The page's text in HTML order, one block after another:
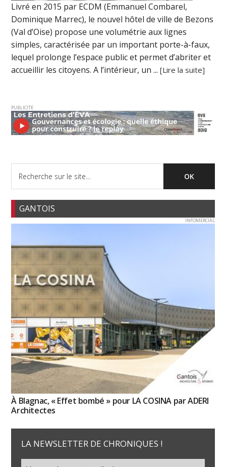
Livré en 2015 par ECDM (Emmanuel Combarel,
Dominique Marrec), le nouvel hôtel de ville de Bezons
(Val d’Oise) propose une volumétrie aux lignes
simples, caractérisée par un important porte-à-faux,
lequel prolonge l’espace public et permet d’abriter et
accueillir les citoyens. A l’intérieur, un ...[Lire la suite]
PUBLICITE
GANTOIS
INFOMERCIAL
À Blagnac, « Effet bombé » pour LA COSINA par ADERI
Architectes
LA NEWSLETTER DE CHRONIQUES !